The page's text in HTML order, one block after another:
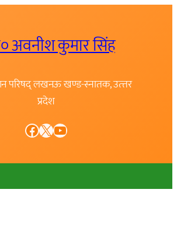
अवनीश कुमार सिंह
परिषद् लखनऊ खण्ड-स्नातक, उत्त्तर
प्रदेश
Facebook X YouTube